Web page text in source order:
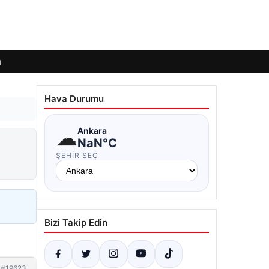
Hava Durumu
☁Ankara
NaN°C
ŞEHIR SEÇ
Bizi Takip Edin